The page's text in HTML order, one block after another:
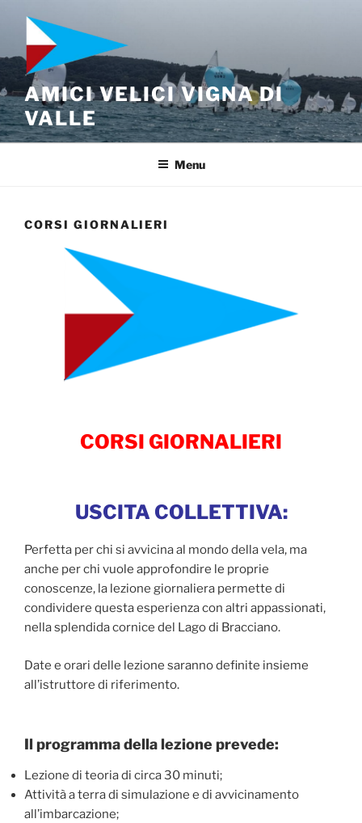
contenuto
AMICI VELICI VIGNA DI
VALLE
Menu
CORSI GIORNALIERI
CORSI GIORNALIERI
USCITA COLLETTIVA:
Perfetta per chi si avvicina al mondo della vela, ma
anche per chi vuole approfondire le proprie
conoscenze, la lezione giornaliera permette di
condividere questa esperienza con altri appassionati,
nella splendida cornice del Lago di Bracciano.
Date e orari delle lezione saranno definite insieme
all’istruttore di riferimento.
Il programma della lezione prevede:
Lezione di teoria di circa 30 minuti;
Attività a terra di simulazione e di avvicinamento
all’imbarcazione;